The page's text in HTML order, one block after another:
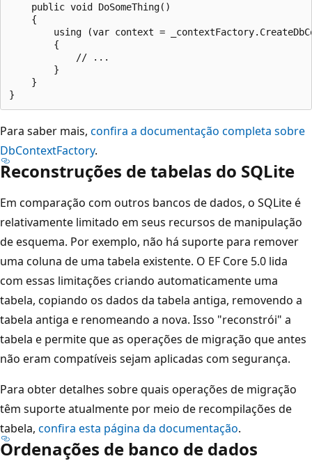
    public void DoSomeThing()
    {
using (var context =
        {
            // ...
        }
    }
Para saber mais, confira a documentação completa sobre
DbContextFactory.
Reconstruções de tabelas do SQLite
Em comparação com outros bancos de dados, o SQLite é
relativamente limitado em seus recursos de manipulação
de esquema. Por exemplo, não há suporte para remover
uma coluna de uma tabela existente. O EF Core 5.0 lida
com essas limitações criando automaticamente uma
tabela, copiando os dados da tabela antiga, removendo a
tabela antiga e renomeando a nova. Isso "reconstrói" a
tabela e permite que as operações de migração que antes
não eram compatíveis sejam aplicadas com segurança.
Para obter detalhes sobre quais operações de migração
têm suporte atualmente por meio de recompilações de
tabela, confira esta página da documentação.
Ordenações de banco de dados